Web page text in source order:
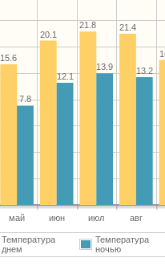
май июн июл авг
21.4
21.8
20.1
15.6
13.2
13.9
12.1
7.8
Температура
днем
Температура
ночью